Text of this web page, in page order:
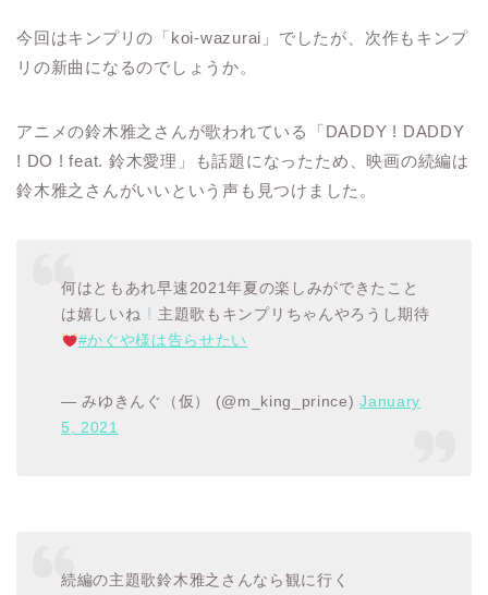
今回はキンプリの「koi-wazurai」でしたが、次作もキンプ
リの新曲になるのでしょうか。
アニメの鈴木雅之さんが歌われている「DADDY ! DADDY
! DO ! feat. 鈴木愛理」も話題になったため、映画の続編は
鈴木雅之さんがいいという声も見つけました。
何はともあれ早速2021年夏の楽しみができたこと
は嬉しいね
主題歌もキンプリちゃんやろうし期待
#かぐや様は告らせたい
— みゆきんぐ（仮） (@m_king_prince)January
5, 2021
続編の主題歌鈴木雅之さんなら観に行く